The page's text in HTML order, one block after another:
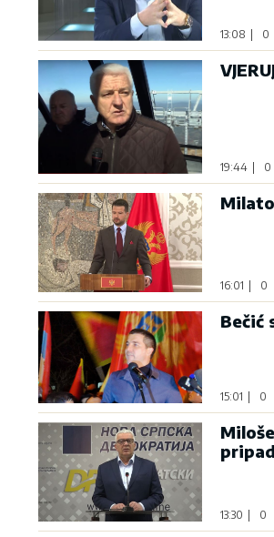
13:08 0
19:44 | 0
16:01 | 0
Bečić
15:01 0
13:30 0